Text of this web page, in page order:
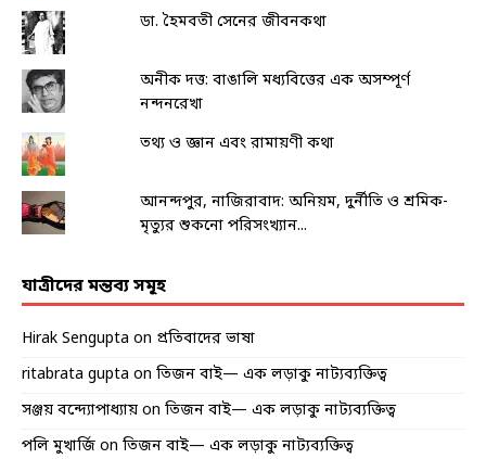
ডা. হৈমবতী সেনের জীবনকথা
অনীক দত্ত: বাঙালি মধ্যবিত্তের এক অসম্পূর্ণ
নন্দনরেখা
তথ্য ও জ্ঞান এবং রামায়ণী কথা
আনন্দপুর, নাজিরাবাদ: অনিয়ম, দুর্নীতি ও শ্রমিক-
মৃত্যুর শুকনো পরিসংখ্যান...
যাত্রীদের মন্তব্য সমূহ
Hirak Sengupta on প্রতিবাদের ভাষা
ritabrata gupta on তিজন বাই— এক লড়াকু নাট্যব্যক্তিত্ব
সঞ্জয় বন্দ্যোপাধ্যায় on তিজন বাই— এক লড়াকু নাট্যব্যক্তিত্ব
পলি মুখার্জি on তিজন বাই— এক লড়াকু নাট্যব্যক্তিত্ব